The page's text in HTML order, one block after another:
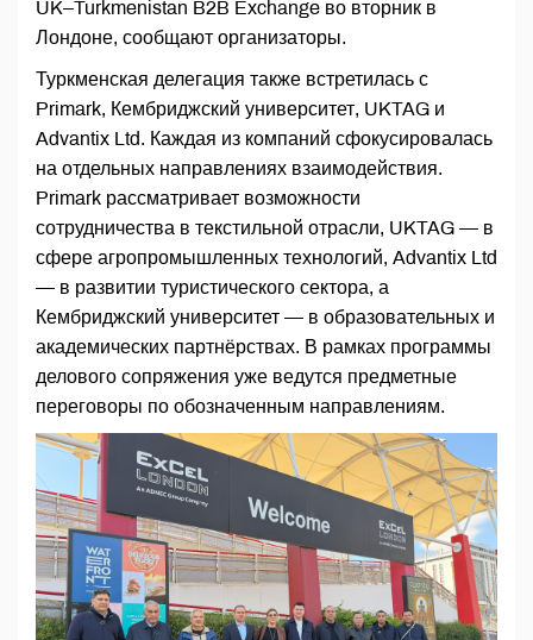
UK–Turkmenistan B2B Exchange во вторник в
Лондоне, сообщают организаторы.
Туркменская делегация также встретилась с
Primark, Кембриджский университет, UKTAG и
Advantix Ltd. Каждая из компаний сфокусировалась
на отдельных направлениях взаимодействия.
Primark рассматривает возможности
сотрудничества в текстильной отрасли, UKTAG — в
сфере агропромышленных технологий, Advantix Ltd
— в развитии туристического сектора, а
Кембриджский университет — в образовательных и
академических партнёрствах. В рамках программы
делового сопряжения уже ведутся предметные
переговоры по обозначенным направлениям.